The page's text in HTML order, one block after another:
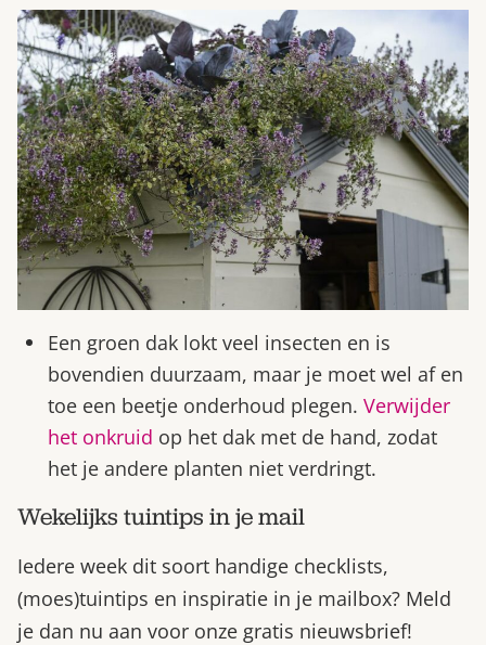
Een groen dak lokt veel insecten en is
bovendien duurzaam, maar je moet wel af en
toe een beetje onderhoud plegen. Verwijder
het onkruid op het dak met de hand, zodat
het je andere planten niet verdringt.
Wekelijks tuintips in je mail
Iedere week dit soort handige checklists,
(moes)tuintips en inspiratie in je mailbox? Meld
je dan nu aan voor onze gratis nieuwsbrief!